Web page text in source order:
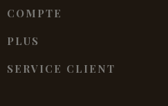
COMPTE
PLUS
SERVICE CLIENT